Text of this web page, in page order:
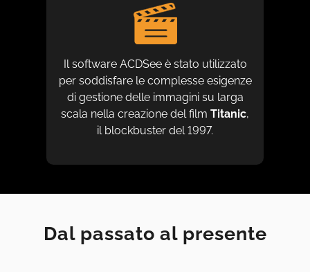
Il software ACDSee è stato utilizzato
per soddisfare le complesse esigenze
di gestione delle immagini su larga
scala nella creazione del film Titanic,
il blockbuster del 1997.
Dal passato al presente